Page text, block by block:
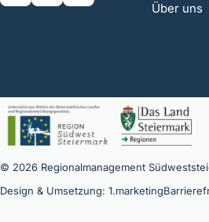
Über uns
© 2026 Regionalmanagement
Design & Umsetzung: 1.marketing